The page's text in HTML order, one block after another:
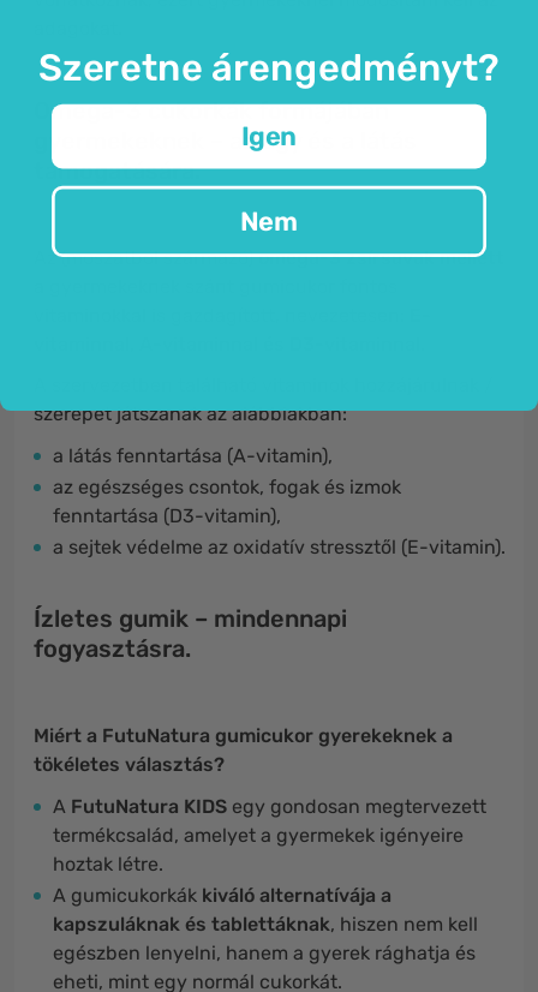
Omega-3 cukorkák formájában
gyermekeknek – az agy és a látás
támogatására.
Az (moszatból származó)omega-3 zsírsavak mellett
szerepet játszanak az alábbiakban:
a látás fenntartása (A-vitamin),
az egészséges csontok, fogak és izmok
fenntartása (D3-vitamin),
a sejtek védelme az oxidatív stressztől (E-vitamin).
Ízletes gumik – mindennapi
fogyasztásra.
Miért a FutuNatura gumicukor gyerekeknek a
tökéletes választás?
A FutuNatura KIDS egy gondosan megtervezett
termékcsalád, amelyet a gyermekek igényeire
hoztak létre.
A gumicukorkák kiváló alternatívája a
kapszuláknak és tablettáknak, hiszen nem kell
egészben lenyelni, hanem a gyerek rághatja és
eheti, mint egy normál cukorkát.
Szeretne árengedményt?
Igen
Nem